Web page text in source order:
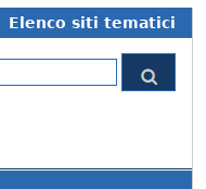
Elenco siti tematici